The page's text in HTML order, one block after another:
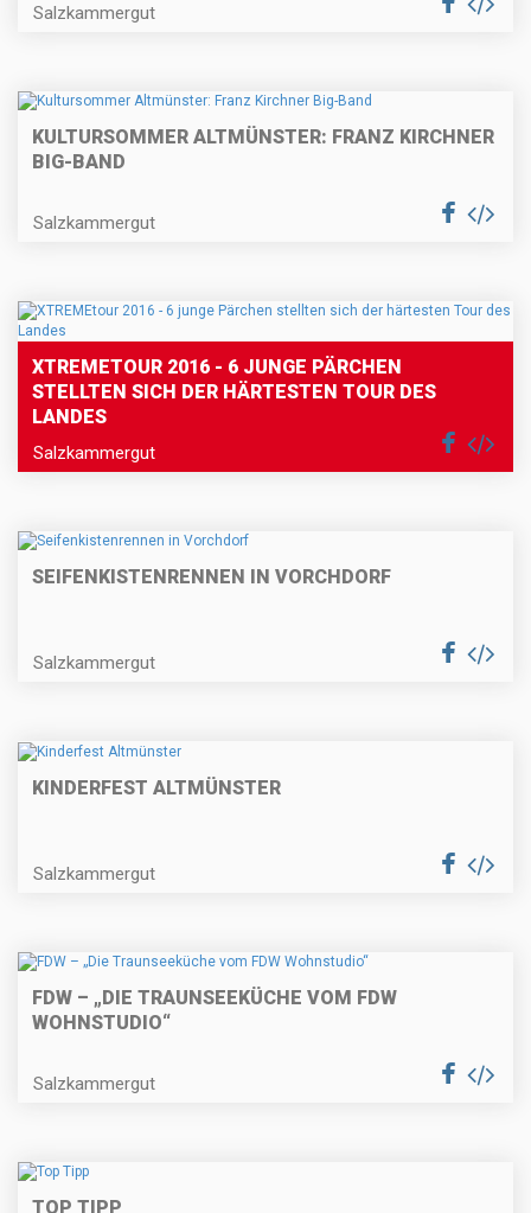
Salzkammergut
KULTURSOMMER ALTMÜNSTER: FRANZ KIRCHNER
BIG-BAND
Salzkammergut
XTREMETOUR 2016 - 6 JUNGE PÄRCHEN
STELLTEN SICH DER HÄRTESTEN TOUR DES
LANDES
Salzkammergut
SEIFENKISTENRENNEN IN VORCHDORF
Salzkammergut
KINDERFEST ALTMÜNSTER
Salzkammergut
FDW – „DIE TRAUNSEEKÜCHE VOM FDW
WOHNSTUDIO“
Salzkammergut
TOP TIPP